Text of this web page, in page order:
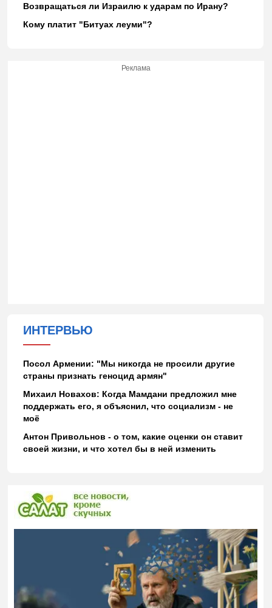
Возвращаться ли Израилю к ударам по Ирану?
Кому платит "Битуах леуми"?
Реклама
ИНТЕРВЬЮ
Посол Армении: "Мы никогда не просили другие
страны признать геноцид армян"
Михаил Новахов: Когда Мамдани предложил мне
поддержать его, я объяснил, что социализм - не
моё
Антон Привольнов - о том, какие оценки он ставит
своей жизни, и что хотел бы в ней изменить